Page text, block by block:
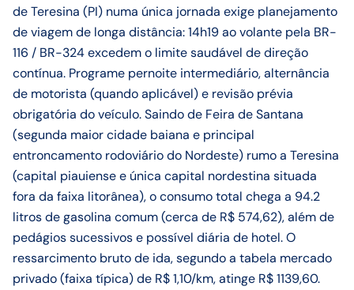
de Teresina (PI) numa única jornada exige planejamento
de viagem de longa distância: 14h19 ao volante pela BR-
116 / BR-324 excedem o limite saudável de direção
contínua. Programe pernoite intermediário, alternância
de motorista (quando aplicável) e revisão prévia
obrigatória do veículo. Saindo de Feira de Santana
(segunda maior cidade baiana e principal
entroncamento rodoviário do Nordeste) rumo a Teresina
(capital piauiense e única capital nordestina situada
fora da faixa litorânea), o consumo total chega a 94.2
litros de gasolina comum (cerca de R$ 574,62), além de
pedágios sucessivos e possível diária de hotel. O
ressarcimento bruto de ida, segundo a tabela mercado
privado (faixa típica) de R$ 1,10/km, atinge R$ 1139,60.